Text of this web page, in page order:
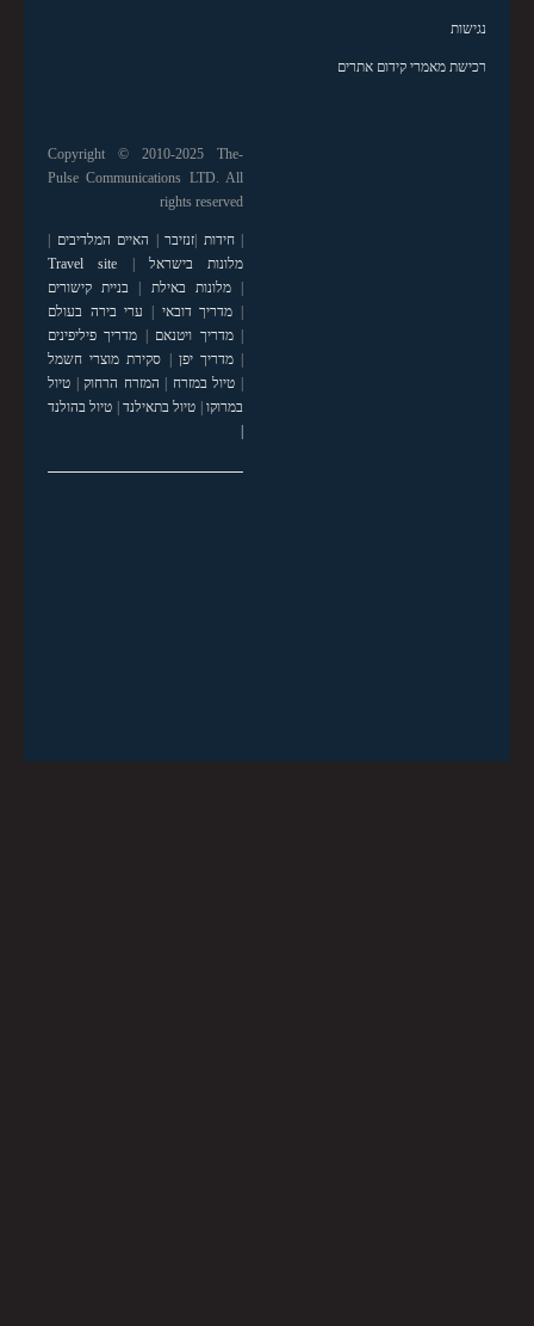
נגישות
רכישת מאמרי קידום אתרים
Copyright © 2010-2025 The-
Pulse Communications LTD. All
rights reserved
|חידות |זנזיבר | האיים המלדיבים |
מלונות בישראל |
Travel site
|מלונות באילת | בניית קישורים
| מדריך דובאי | ערי בירה בעולם
|מדריך ויטנאם | מדריך פיליפינים
|מדריך יפן | סקירת מוצרי חשמל
| טיול במזרח | המזרח הרחוק| טיול
במרוקו| טיול בתאילנד| טיול בהולנד
|